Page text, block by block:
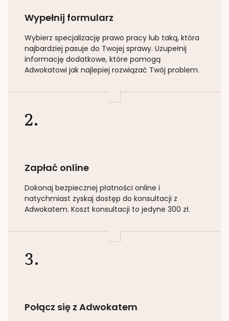
Wypełnij formularz
Wybierz specjalizację prawo pracy lub taką, która
najbardziej pasuje do Twojej sprawy. Uzupełnij
informację dodatkowe, które pomogą
Adwokatowi jak najlepiej rozwiązać Twój problem.
2.
Zapłać online
Dokonaj bezpiecznej płatności online i
natychmiast zyskaj dostęp do konsultacji z
Adwokatem. Koszt konsultacji to jedyne 300 zł.
3.
Połącz się z Adwokatem